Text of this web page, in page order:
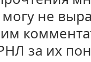
не
за их